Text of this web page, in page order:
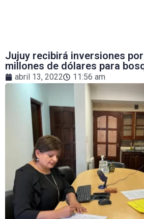
Jujuy recibirá inversiones
millones de dólares para
abril 13, 2022 11:56 am